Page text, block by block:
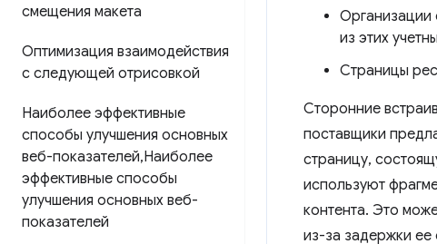
смещения макета
Оптимизация взаимодействия
с следующей отрисовкой
Наиболее эффективные
способы улучшения основных
веб-показателей,Наиболее
эффективные способы
улучшения основных веб-
показателей
Организации
из этих
Страницы
Сторонние
поставщики
страницу,
используют
контента. Это
из-за задержки ее